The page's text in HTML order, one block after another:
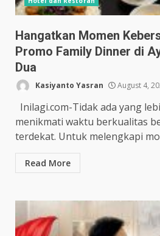
Hangatkan Momen
Promo Family Dinner di
Dua
Kasiyanto Yasran August 4,
Inilagi.com-Tidak ada yang
menikmati waktu berkualitas
terdekat. Untuk melengkapi
Read More